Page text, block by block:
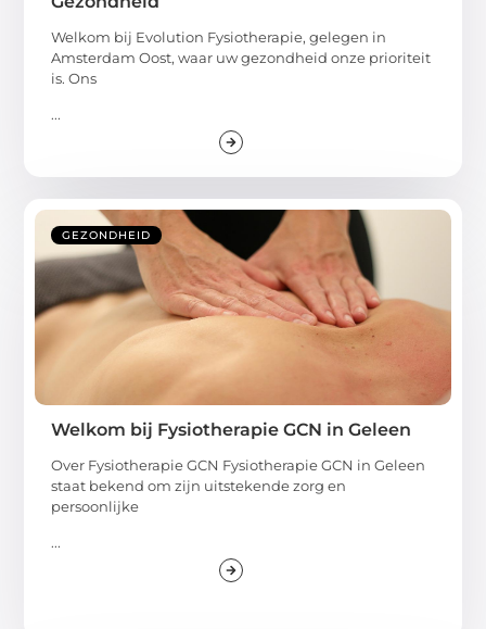
Welkom bij Evolution Fysiotherapie, gelegen in
Amsterdam Oost, waar uw gezondheid onze prioriteit
is. Ons
...
GEZONDHEID
Welkom bij Fysiotherapie GCN in Geleen
Over Fysiotherapie GCN Fysiotherapie GCN in Geleen
staat bekend om zijn uitstekende zorg en
persoonlijke
...